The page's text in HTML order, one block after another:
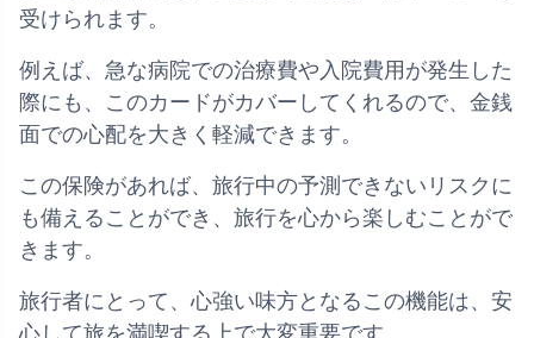
受けられます。
例えば、急な病院での治療費や入院費用が発生した
際にも、このカードがカバーしてくれるので、金銭
面での心配を大きく軽減できます。
この保険があれば、旅行中の予測できないリスクに
も備えることができ、旅行を心から楽しむことがで
きます。
旅行者にとって、心強い味方となるこの機能は、安
心して旅を満喫する上で大変重要です。